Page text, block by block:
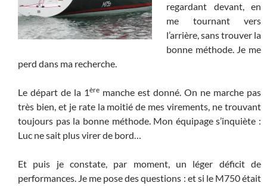
regardant devant, en
me tournant vers
l’arrière, sans trouver la
bonne méthode. Je me
perd dans ma recherche.
Le départ de la 1ère manche est donné. On ne marche pas
très bien, et je rate la moitié de mes virements, ne trouvant
toujours pas la bonne méthode. Mon équipage s’inquiète :
Luc ne sait plus virer de bord…
Et puis je constate, par moment, un léger déficit de
performances. Je me pose des questions : et si le M750 était